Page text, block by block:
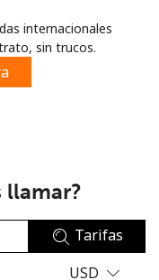
internacionales
sin trucos.
llamar?
Tarifas
USD